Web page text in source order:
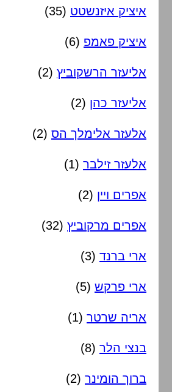
איציק איזנשטט (35)
איציק פאמפ (6)
אליעזר הרשקוביץ (2)
אליעזר כהן (2)
אלעזר אלימלך הס (2)
אלעזר זילבר (1)
אפרים ויין (2)
אפרים מרקוביץ (32)
ארי ברנד (3)
ארי פרקש (5)
אריה שרטר (1)
בנצי הלר (8)
ברוך הומינר (2)